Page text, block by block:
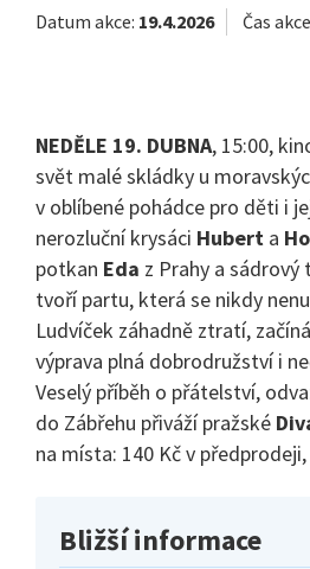
Datum akce: 19.4.2026 Čas
NEDĚLE 19. DUBNA, 15:00,
svět malé skládky u
v oblíbené pohádce pro děti i
nerozluční krysáci Hubert a
potkan Eda z Prahy a sádrový
tvoří partu, která se nikdy
Ludvíček záhadně ztratí,
výprava plná dobrodružství i
Veselý příběh o přátelství,
do Zábřehu přiváží pražské
na místa: 140 Kč v
Bližší informace